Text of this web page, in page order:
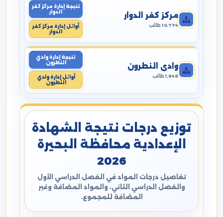
مركز كفر الدوار
10,774 طالب
نتيجة إدارة مركز كفر
الدوار
أوائل إدارة مركز كفر
الدوار
وادي النطرون
1,848 طالب
نتيجة إدارة وادي
النطرون
أوائل إدارة وادي
النطرون
توزيع درجات نتيجة الشهادة
الإعدادية محافظة البحيرة
2026
تفاصيل درجات المواد في الفصل الدراسي الأول
والفصل الدراسي الثاني، والمواد المضافة وغير
المضافة للمجموع.